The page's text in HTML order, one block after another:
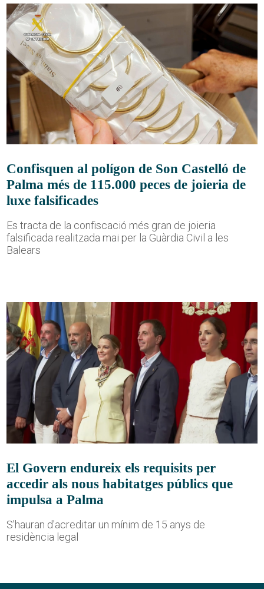
Confisquen al polígon de Son Castelló de
Palma més de 115.000 peces de joieria de
luxe falsificades
Es tracta de la confiscació més gran de joieria
falsificada realitzada mai per la Guàrdia Civil a les
Balears
El Govern endureix els requisits per
accedir als nous habitatges públics que
impulsa a Palma
S'hauran d'acreditar un mínim de 15 anys de
residència legal